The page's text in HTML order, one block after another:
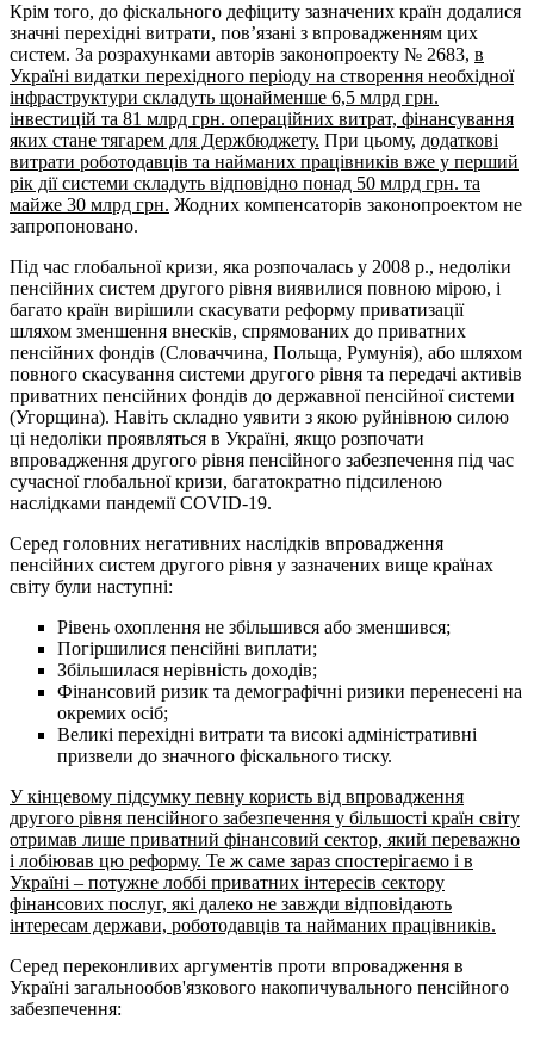
Крім того, до фіскального дефіциту зазначених країн додалися
значні перехідні витрати, пов’язані з впровадженням цих
систем. За розрахунками авторів законопроекту № 2683, в
Україні видатки перехідного періоду на створення необхідної
інфраструктури складуть щонайменше 6,5 млрд грн.
інвестицій та 81 млрд грн. операційних витрат, фінансування
яких стане тягарем для Держбюджету. При цьому, додаткові
витрати роботодавців та найманих працівників вже у перший
рік дії системи складуть відповідно понад 50 млрд грн. та
майже 30 млрд грн. Жодних компенсаторів законопроектом не
запропоновано.
Під час глобальної кризи, яка розпочалась у 2008 р., недоліки
пенсійних систем другого рівня виявилися повною мірою, і
багато країн вирішили скасувати реформу приватизації
шляхом зменшення внесків, спрямованих до приватних
пенсійних фондів (Словаччина, Польща, Румунія), або шляхом
повного скасування системи другого рівня та передачі активів
приватних пенсійних фондів до державної пенсійної системи
(Угорщина). Навіть складно уявити з якою руйнівною силою
ці недоліки проявляться в Україні, якщо розпочати
впровадження другого рівня пенсійного забезпечення під час
сучасної глобальної кризи, багатократно підсиленою
наслідками пандемії COVID-19.
Серед головних негативних наслідків впровадження
пенсійних систем другого рівня у зазначених вище країнах
світу були наступні:
Рівень охоплення не збільшився або зменшився;
Погіршилися пенсійні виплати;
Збільшилася нерівність доходів;
Фінансовий ризик та демографічні ризики перенесені на
окремих осіб;
Великі перехідні витрати та високі адміністративні
призвели до значного фіскального тиску.
У кінцевому підсумку певну користь від впровадження
другого рівня пенсійного забезпечення у більшості країн світу
отримав лише приватний фінансовий сектор, який переважно
і лобіював цю реформу. Те ж саме зараз спостерігаємо і в
Україні – потужне лоббі приватних інтересів сектору
фінансових послуг, які далеко не завжди відповідають
інтересам держави, роботодавців та найманих працівників.
Серед переконливих аргументів проти впровадження в
Україні загальнообов'язкового накопичувального пенсійного
забезпечення: